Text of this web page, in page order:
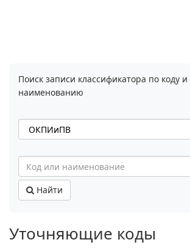
Поиск записи классификатора по коду и
наименованию
Найти
Уточняющие коды